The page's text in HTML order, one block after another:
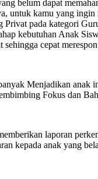
belum dapat
untuk kamu yang
Privat pada kategori
kebutuhan Anak
cepat
Menjadikan anak
Fokus dan
laporan
kepada anak yang